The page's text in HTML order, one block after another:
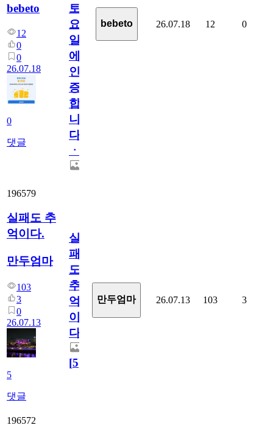
bebeto
12
0
0
26.07.18
0
댓글
토
요
일
에
인
증
합
니
다
ㆍ
bebeto 26.07.18 12 0
196579
실패도 추
억이다.
만두엄마
103
3
0
26.07.13
5
댓글
실
패
도
추
억
이
다.
[5]
만두엄마 26.07.13 103 3
196572